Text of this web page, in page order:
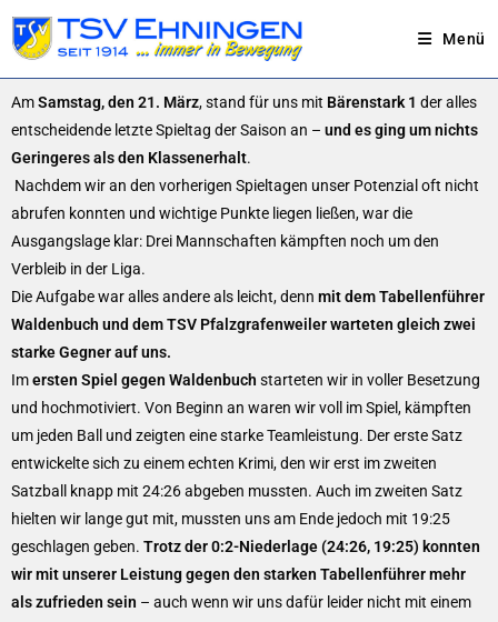
Menü
AmSamstag, den 21. März, stand für uns mit Bärenstark 1 der alles
entscheidende letzte Spieltag der Saison an – und es ging um nichts
Geringeres als den Klassenerhalt.
Nachdem wir an den vorherigen Spieltagen unser Potenzial oft nicht
abrufen konnten und wichtige Punkte liegen ließen, war die
Ausgangslage klar: Drei Mannschaften kämpften noch um den
Verbleib in der Liga.
Die Aufgabe war alles andere als leicht, denn mit dem Tabellenführer
Waldenbuch und dem TSV Pfalzgrafenweiler warteten gleich zwei
starke Gegner auf uns.
Imersten Spiel gegen Waldenbuch starteten wir in voller Besetzung
und hochmotiviert. Von Beginn an waren wir voll im Spiel, kämpften
um jeden Ball und zeigten eine starke Teamleistung. Der erste Satz
entwickelte sich zu einem echten Krimi, den wir erst im zweiten
Satzball knapp mit 24:26 abgeben mussten. Auch im zweiten Satz
hielten wir lange gut mit, mussten uns am Ende jedoch mit 19:25
geschlagen geben. Trotz der 0:2-Niederlage (24:26, 19:25) konnten
wir mit unserer Leistung gegen den starken Tabellenführer mehr
als zufrieden sein – auch wenn wir uns dafür leider nicht mit einem